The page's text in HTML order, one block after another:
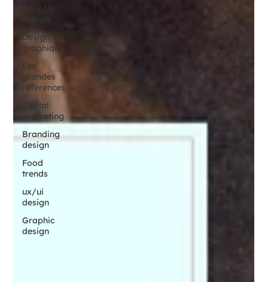
UX / UI
design
Design
graphique
Les
grandes
références
Digital
marketing
Branding
design
Food
trends
ux/ui
design
Graphic
design